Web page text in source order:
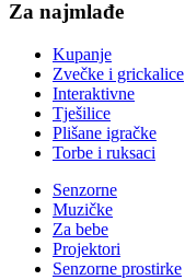
Za najmlađe
Kupanje
Zvečke i grickalice
Interaktivne
Tješilice
Plišane igračke
Torbe i ruksaci
Senzorne
Muzičke
Za bebe
Projektori
Senzorne prostirke